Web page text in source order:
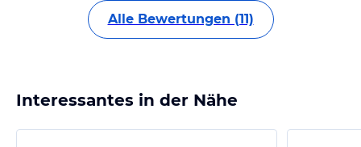
Alle Bewertungen (11)
Interessantes in der Nähe